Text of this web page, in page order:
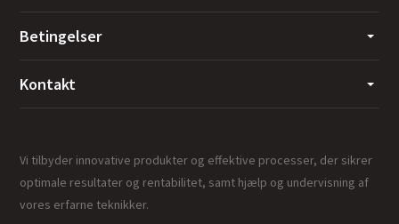
Betingelser
Kontakt
Vi tilbyder innovative produkter og effektive processer, der sikrer
optimale resultater og rentabilitet, samt hjælp og undervisning af
vores erfarne teknikker.